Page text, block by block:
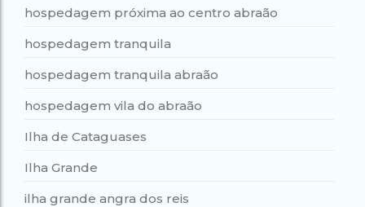
hospedagem próxima ao centro abraão
hospedagem tranquila
hospedagem tranquila abraão
hospedagem vila do abraão
Ilha de Cataguases
Ilha Grande
ilha grande angra dos reis